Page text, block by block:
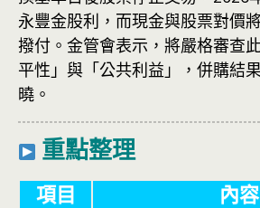
永豐金股利，而現金與股票對價
撥付。金管會表示，將嚴格審查
平性」與「公共利益」，併購結
曉。
重點整理
項目 內容